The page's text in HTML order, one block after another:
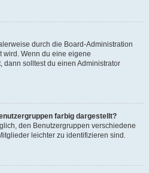
durch die Board-Administration
wird. Wenn du eine eigene
dann solltest du einen Administrator
farbig dargestellt?
den Benutzergruppen verschiedene
leichter zu identifizieren sind.